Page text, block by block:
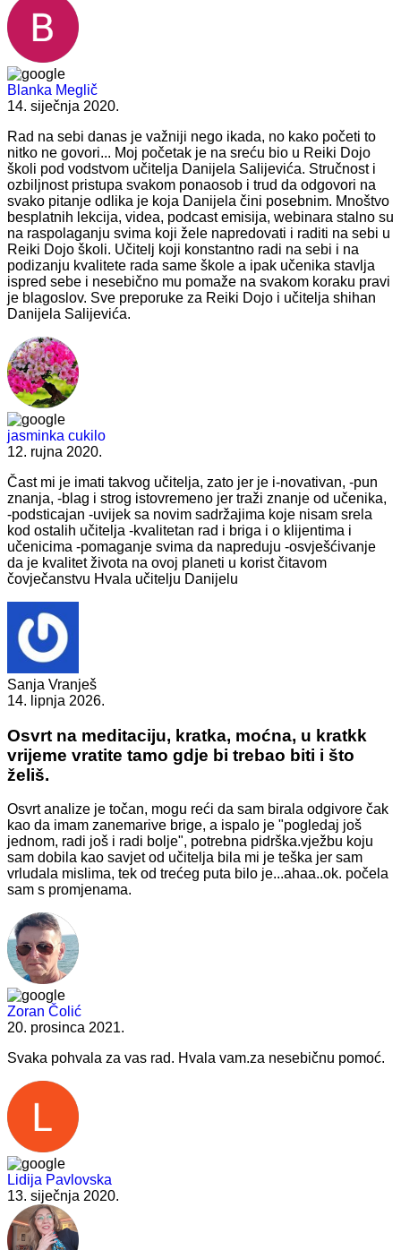
Blanka Meglič
14. siječnja 2020.
Rad na sebi danas je važniji nego ikada, no kako početi to
nitko ne govori... Moj početak je na sreću bio u Reiki Dojo
školi pod vodstvom učitelja Danijela Salijevića. Stručnost i
ozbiljnost pristupa svakom ponaosob i trud da odgovori na
svako pitanje odlika je koja Danijela čini posebnim. Mnoštvo
besplatnih lekcija, videa, podcast emisija, webinara stalno su
na raspolaganju svima koji žele napredovati i raditi na sebi u
Reiki Dojo školi. Učitelj koji konstantno radi na sebi i na
podizanju kvalitete rada same škole a ipak učenika stavlja
ispred sebe i nesebično mu pomaže na svakom koraku pravi
je blagoslov. Sve preporuke za Reiki Dojo i učitelja shihan
Danijela Salijevića.
jasminka cukilo
12. rujna 2020.
Čast mi je imati takvog učitelja, zato jer je i-novativan, -pun
znanja, -blag i strog istovremeno jer traži znanje od učenika,
-podsticajan -uvijek sa novim sadržajima koje nisam srela
kod ostalih učitelja -kvalitetan rad i briga i o klijentima i
učenicima -pomaganje svima da napreduju -osvješćivanje
da je kvalitet života na ovoj planeti u korist čitavom
čovječanstvu Hvala učitelju Danijelu
Sanja Vranješ
14. lipnja 2026.
Osvrt na meditaciju, kratka, moćna, u kratkk
vrijeme vratite tamo gdje bi trebao biti i što
želiš.
Osvrt analize je točan, mogu reći da sam birala odgivore čak
kao da imam zanemarive brige, a ispalo je "pogledaj još
jednom, radi još i radi bolje", potrebna pidrška.vježbu koju
sam dobila kao savjet od učitelja bila mi je teška jer sam
vrludala mislima, tek od trećeg puta bilo je...ahaa..ok. počela
sam s promjenama.
Zoran Čolić
20. prosinca 2021.
Svaka pohvala za vas rad. Hvala vam.za nesebičnu pomoć.
Lidija Pavlovska
13. siječnja 2020.